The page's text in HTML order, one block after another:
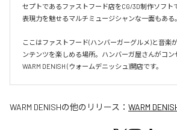
セプトであるファストフード店をCG/3D制作ソフト
表現力を魅せるマルチミュージシャンな一面もある。
ここはファストフード(ハンバーガーグルメ)と音楽
ンテンツを楽しめる場所。ハンバーガ屋さんがコン
WARM DENISH (ウォームデニッシュ)開店です。
WARM DENISHの他のリリース： WARM